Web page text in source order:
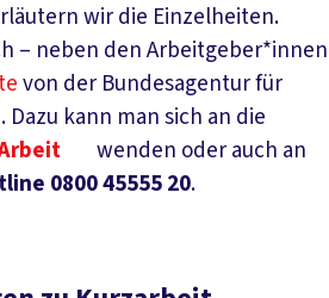
wir die Einzelheiten.
– neben den Arbeitgeber*innen
von der Bundesagentur für
kann man sich an die
wenden oder auch an
0800 45555 20.